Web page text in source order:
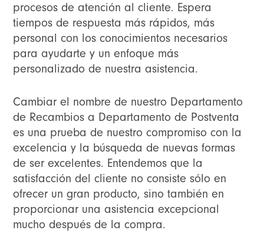
procesos de atención al cliente. Espera
tiempos de respuesta más rápidos, más
personal con los conocimientos necesarios
para ayudarte y un enfoque más
personalizado de nuestra asistencia.
Cambiar el nombre de nuestro Departamento
de Recambios a Departamento de Postventa
es una prueba de nuestro compromiso con la
excelencia y la búsqueda de nuevas formas
de ser excelentes. Entendemos que la
satisfacción del cliente no consiste sólo en
ofrecer un gran producto, sino también en
proporcionar una asistencia excepcional
mucho después de la compra.